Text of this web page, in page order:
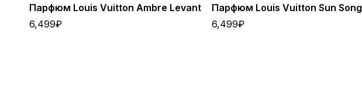
Парфюм Louis Vuitton Ambre Levant
6,499₽
Парфюм Louis Vuitton Sun Song
6,499₽